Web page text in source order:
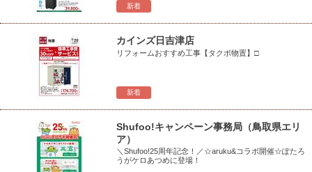
新着
新着
カインズ日吉津店
リフォームおすすめ工事【タクボ物置】□
Shufoo!キャンペーン事務局（鳥取県エリ
ア）
＼Shufoo!25周年記念！／☆aruku&コラボ開催☆ぽたろ
うがケロあつめに登場！